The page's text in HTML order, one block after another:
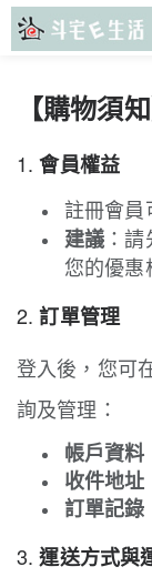
【購物須知
1.會員權益
註冊會員
建議 ：
您的優惠
2.訂單管理
登入後，您可
詢及管理：
帳戶資料
收件地址
訂單記錄
3.運送方式與